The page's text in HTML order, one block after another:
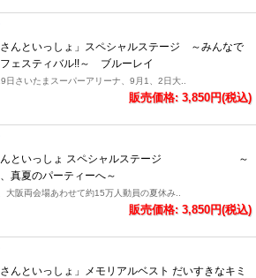
さんといっしょ」スペシャルステージ ～みんなで
ェスティバル!!～ ブルーレイ
日さいたまスーパーアリーナ、9月1、2日大..
販売価格: 3,850円(税込)
んといっしょ スペシャルステージ ～
真夏のパーティーへ～
大阪両会場あわせて約15万人動員の夏休み..
販売価格: 3,850円(税込)
さんといっしょ」メモリアルベスト だいすきなキミ